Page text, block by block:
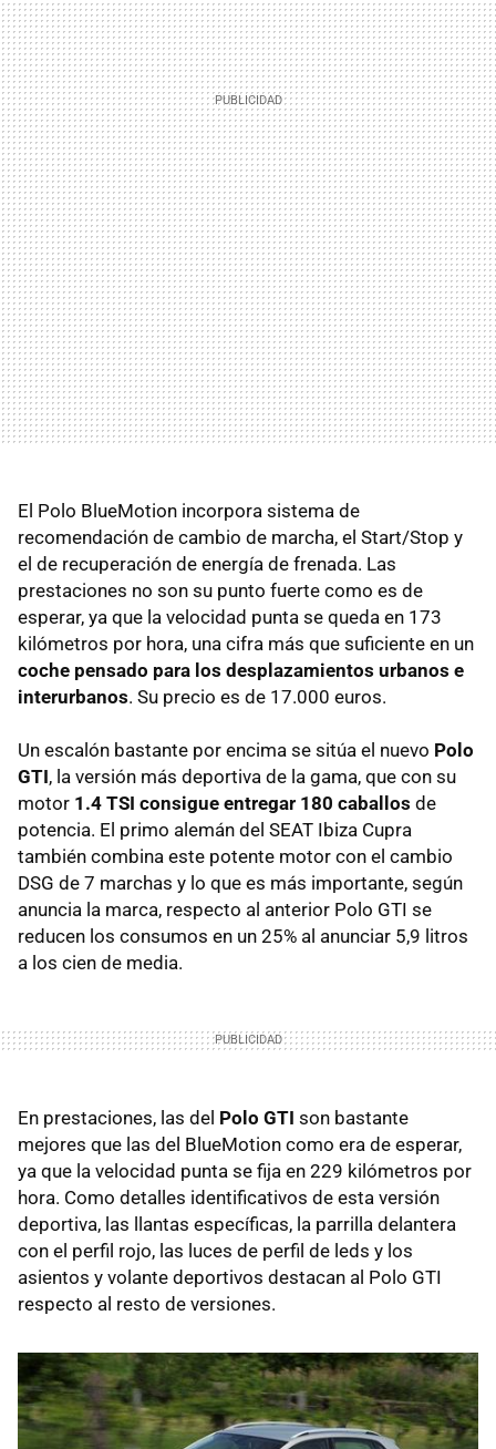
El Polo BlueMotion incorpora sistema de
recomendación de cambio de marcha, el Start/Stop y
el de recuperación de energía de frenada. Las
prestaciones no son su punto fuerte como es de
esperar, ya que la velocidad punta se queda en 173
kilómetros por hora, una cifra más que suficiente en un
coche pensado para los desplazamientos urbanos e
interurbanos. Su precio es de 17.000 euros.
Un escalón bastante por encima se sitúa el nuevo Polo
GTI, la versión más deportiva de la gama, que con su
motor 1.4 TSI consigue entregar 180 caballos de
potencia. El primo alemán del SEAT Ibiza Cupra
también combina este potente motor con el cambio
DSG de 7 marchas y lo que es más importante, según
anuncia la marca, respecto al anterior Polo GTI se
reducen los consumos en un 25% al anunciar 5,9 litros
a los cien de media.
En prestaciones, las del Polo GTI son bastante
mejores que las del BlueMotion como era de esperar,
ya que la velocidad punta se fija en 229 kilómetros por
hora. Como detalles identificativos de esta versión
deportiva, las llantas específicas, la parrilla delantera
con el perfil rojo, las luces de perfil de leds y los
asientos y volante deportivos destacan al Polo GTI
respecto al resto de versiones.